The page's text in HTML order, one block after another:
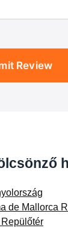
Review
de Mallorca